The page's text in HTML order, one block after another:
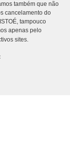
também que não
cancelamento do
tampouco
apenas pelo
sites.